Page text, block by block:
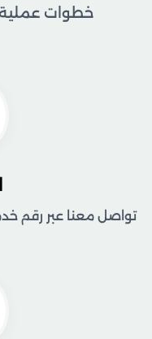
خطوات عملية
تواصل معنا عبر رقم